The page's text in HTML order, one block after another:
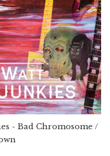
- Bad Chromosome /